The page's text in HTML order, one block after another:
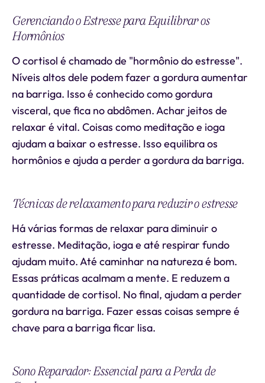
Gerenciando o Estresse para Equilibrar os
Hormônios
O cortisol é chamado de "hormônio do estresse".
Níveis altos dele podem fazer a gordura aumentar
na barriga. Isso é conhecido como gordura
visceral, que fica no abdômen. Achar jeitos de
relaxar é vital. Coisas como meditação e ioga
ajudam a baixar o estresse. Isso equilibra os
hormônios e ajuda a perder a gordura da barriga.
Técnicas de relaxamento para reduzir o estresse
Há várias formas de relaxar para diminuir o
estresse. Meditação, ioga e até respirar fundo
ajudam muito. Até caminhar na natureza é bom.
Essas práticas acalmam a mente. E reduzem a
quantidade de cortisol. No final, ajudam a perder
gordura na barriga. Fazer essas coisas sempre é
chave para a barriga ficar lisa.
Sono Reparador: Essencial para a Perda de